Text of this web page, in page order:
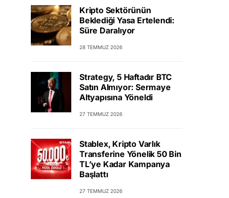
Kripto Sektörünün
Beklediği Yasa Ertelendi:
Süre Daralıyor
28 TEMMUZ 2026
Strategy, 5 Haftadır BTC
Satın Almıyor: Sermaye
Altyapısına Yöneldi
27 TEMMUZ 2026
Stablex, Kripto Varlık
Transferine Yönelik 50 Bin
TL’ye Kadar Kampanya
Başlattı
27 TEMMUZ 2026